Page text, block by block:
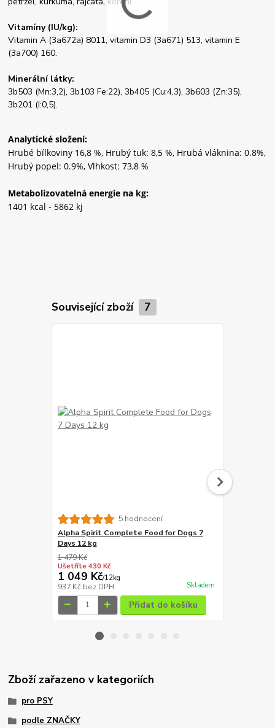
Vitamíny (IU/kg):
Vitamin A (3a672a) 8011, vitamin D3 (3a671) 513, vitamin E
(3a700) 160.
Minerální látky:
3b503 (Mn:3,2), 3b103 Fe:22), 3b405 (Cu:4,3), 3b603 (Zn:35),
3b201 (I:0,5).
Analytické složení:
Hrubé bílkoviny 16,8 %, Hrubý tuk: 8,5 %, Hrubá vláknina: 0.8%,
Hrubý popel: 0.9%, Vlhkost: 73,8 %
Metabolizovatelná energie na kg:
1401 kcal - 5862 kj
Související zboží 7
5 hodnocení
Alpha Spirit Complete Food for Dogs 7
Days 12 kg
1 479 Kč
Ušetříte 430 Kč
1 049 Kč/12kg
937 Kč bez DPH Skladem
Přidat do košíku
Zboží zařazeno v kategoriích
pro PSY
podle ZNAČKY